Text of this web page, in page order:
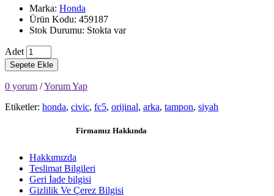
Marka: Honda
Ürün Kodu: 459187
Stok Durumu: Stokta var
Adet
Sepete Ekle
0 yorum /Yorum Yap
Etiketler: honda, civic, fc5, orijinal, arka, tampon, siyah
Firmamız Hakkında
Hakkımızda
Teslimat Bilgileri
Geri İade bilgisi
Gizlilik Ve Çerez Bilgisi